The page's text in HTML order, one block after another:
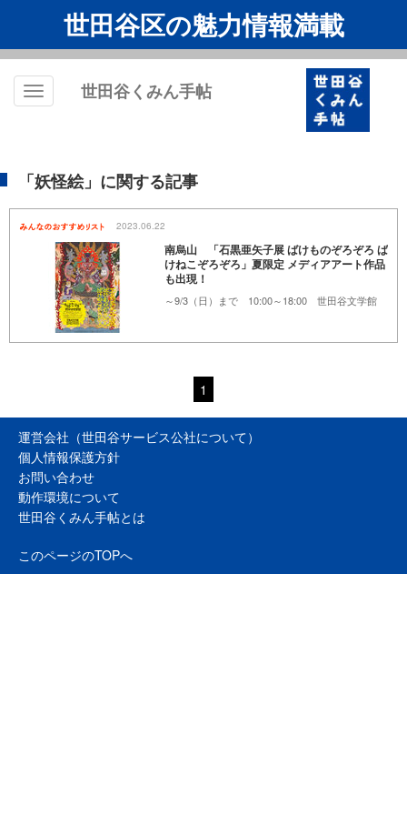
世田谷区の魅力情報満載
Toggle
世田谷くみん手帖
「妖怪絵」に関する記事
2023.06.22
南烏山 「石黒亜矢子展 ばけものぞろぞろ ば
けねこぞろぞろ」夏限定 メディアアート作品
も出現！
～9/3（日）まで 10:00～18:00 世田谷文学館
1
運営会社（世田谷サービス公社について）
個人情報保護方針
お問い合わせ
動作環境について
世田谷くみん手帖とは
このページのTOPへ